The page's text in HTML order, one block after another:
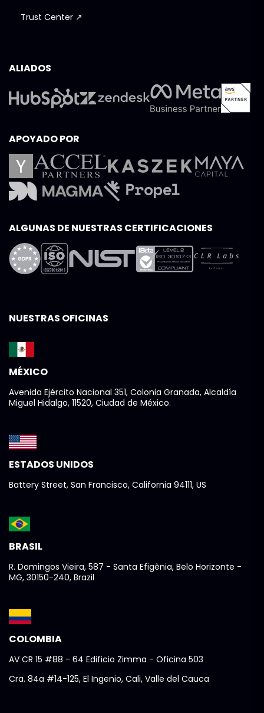
Trust Center ↗
ALIADOS
APOYADO POR
ALGUNAS DE NUESTRAS CERTIFICACIONES
NUESTRAS OFICINAS
MÉXICO
Avenida Ejército Nacional 351, Colonia Granada, Alcaldía
Miguel Hidalgo, 11520, Ciudad de México.
ESTADOS UNIDOS
Battery Street, San Francisco, California 94111, US
BRASIL
R. Domingos Vieira, 587 - Santa Efigênia, Belo Horizonte -
MG, 30150-240, Brazil
COLOMBIA
AV CR 15 #88 - 64 Edificio Zimma - Oficina 503
Cra. 84a #14-125, El Ingenio, Cali, Valle del Cauca